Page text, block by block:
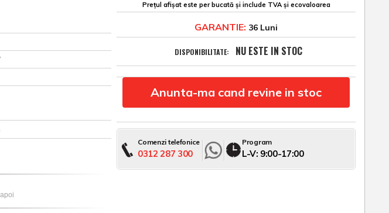
Prețul afișat este per bucată și include TVA și ecovaloarea
GARANTIE: 36 Luni
DISPONIBILITATE: NU ESTE IN STOC
Anunta-ma cand revine in stoc
Comenzi telefonice
0312 287 300
Program
L-V: 9:00-17:00